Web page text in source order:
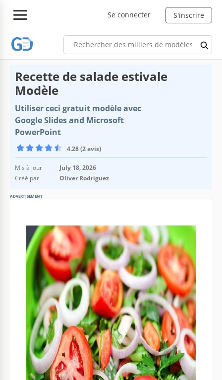
Se connecter S'inscrire
Recette de salade estivale
Modèle
Utiliser ceci gratuit modèle avec
Google Slides and Microsoft
PowerPoint
4.28 (2 avis)
Mis à jour
July 18, 2026
Créé par
Oliver Rodriguez
ADVERTISEMENT